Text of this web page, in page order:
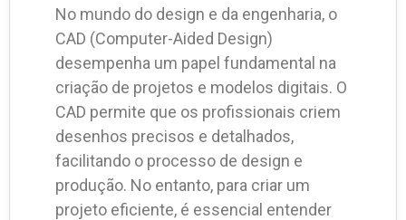
No mundo do design e da engenharia, o
CAD (Computer-Aided Design)
desempenha um papel fundamental na
criação de projetos e modelos digitais. O
CAD permite que os profissionais criem
desenhos precisos e detalhados,
facilitando o processo de design e
produção. No entanto, para criar um
projeto eficiente, é essencial entender